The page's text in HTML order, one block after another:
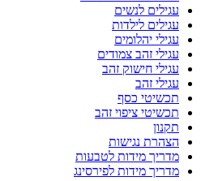
עגילים לנשים
עגילים לילדות
עגילי יהלומים
עגילי זהב צמודים
עגילי חישוק זהב
עגילי זהב
תכשיטי כסף
תכשיטי ציפוי זהב
תקנון
הצהרת נגישות
מדריך מידות לטבעות
מדריך מידות לפירסינג